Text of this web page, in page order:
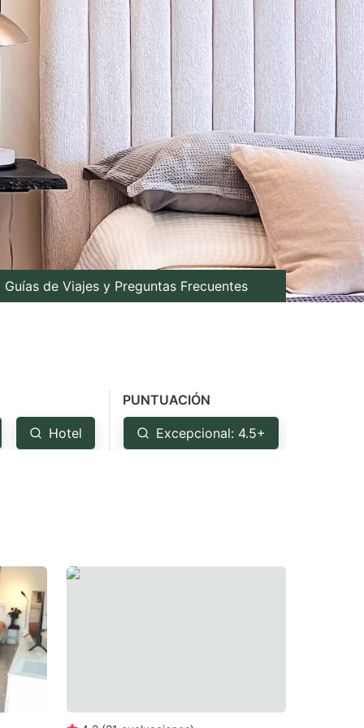
Guías de Viajes y Preguntas Frecuentes
Hotel
PUNTUACIÓN
Excepcional: 4.5+